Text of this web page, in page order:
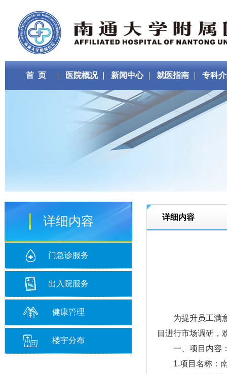
首 页 医院概况 新闻中心 就医指南 专科
详细内容
门急诊服务
出入院服务
健康管理
楼宇分布
详细内容
为提升员工满意
目进行市场调研，
一、项目内容
1.项目名称：南